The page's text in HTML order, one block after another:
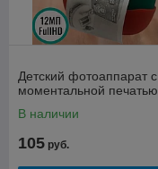
Детский фотоаппарат с
моментальной печатью
В наличии
105 руб.